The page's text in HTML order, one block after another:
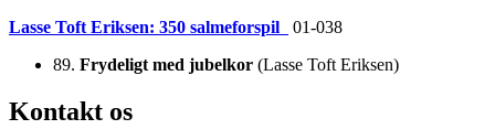
Lasse Toft Eriksen: 350 salmeforspil
01-038
89. Frydeligt med jubelkor (Lasse Toft Eriksen)
Kontakt os